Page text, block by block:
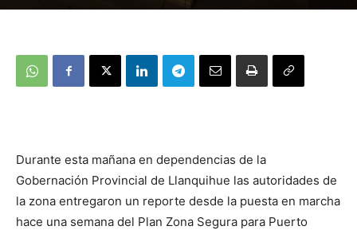
Durante esta mañana en dependencias de la
Gobernación Provincial de Llanquihue las autoridades de
la zona entregaron un reporte desde la puesta en marcha
hace una semana del Plan Zona Segura para Puerto